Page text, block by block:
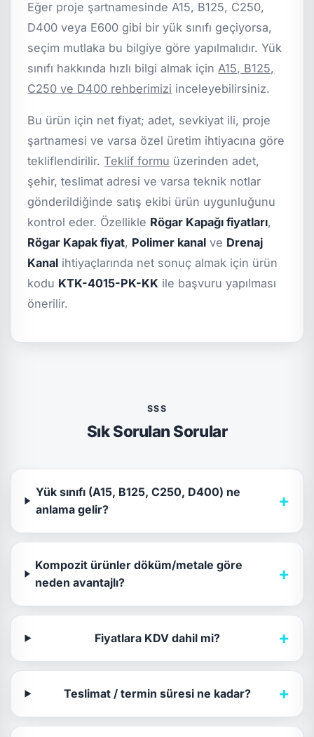
Eğer proje şartnamesinde A15, B125, C250,
D400 veya E600 gibi bir yük sınıfı geçiyorsa,
seçim mutlaka bu bilgiye göre yapılmalıdır. Yük
sınıfı hakkında hızlı bilgi almak için A15, B125,
C250 ve D400 rehberimizi inceleyebilirsiniz.
Bu ürün için net fiyat; adet, sevkiyat ili, proje
şartnamesi ve varsa özel üretim ihtiyacına göre
tekliflendirilir.Teklif formu üzerinden adet,
şehir, teslimat adresi ve varsa teknik notlar
gönderildiğinde satış ekibi ürün uygunluğunu
kontrol eder. Özellikle Rögar Kapağı fiyatları,
Rögar Kapak fiyat, Polimer kanal ve Drenaj
Kanal ihtiyaçlarında net sonuç almak için ürün
kodu KTK-4015-PK-KK ile başvuru yapılması
önerilir.
SSS
Sık Sorulan Sorular
Yük sınıfı (A15, B125, C250, D400) ne
anlama gelir?
+
Kompozit ürünler döküm/metale göre
neden avantajlı?
+
Fiyatlara KDV dahil mi? +
Teslimat / termin süresi ne kadar? +